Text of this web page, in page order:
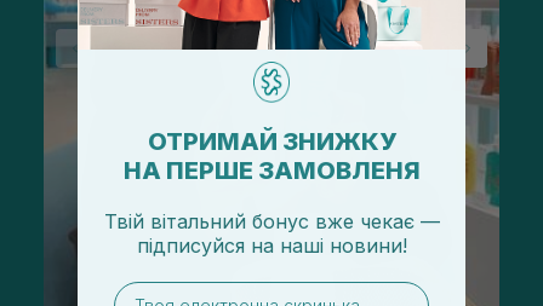
ОТРИМАЙ ЗНИЖКУ
НА ПЕРШЕ ЗАМОВЛЕНЯ
Твій вітальний бонус вже чекає —
підписуйся на наші новини!
email